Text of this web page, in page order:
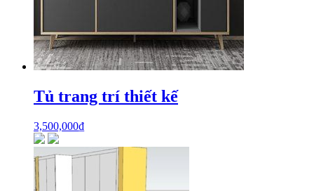
Tủ trang trí thiết kế
3,500,000₫